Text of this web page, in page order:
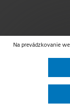
Na prevádzkovanie